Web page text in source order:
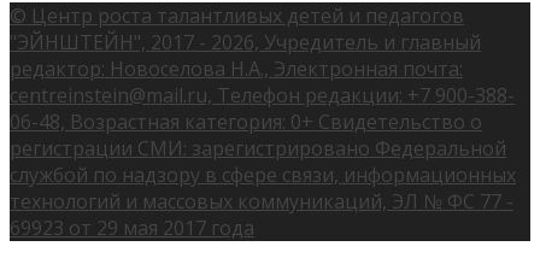
© Центр роста талантливых детей и педагогов
"ЭЙНШТЕЙН", 2017 - 2026, Учредитель и главный
редактор: Новоселова Н.А., Электронная почта:
centreinstein@mail.ru, Телефон редакции: +7 900-388-
06-48, Возрастная категория: 0+ Свидетельство о
регистрации СМИ: зарегистрировано Федеральной
службой по надзору в сфере связи, информационных
технологий и массовых коммуникаций, ЭЛ № ФС 77 -
69923 от 29 мая 2017 года